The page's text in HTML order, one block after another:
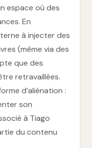
espace où des
En
à injecter des
(même via des
que des
retravaillées.
d’aliénation :
son
à Tiago
du contenu